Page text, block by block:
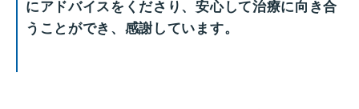
にアドバイスをくださり、安心して治療に向き合
うことができ、感謝しています。